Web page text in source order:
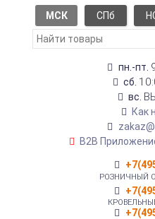
МСК СПб
пн.-пт.
сб.
вс.
Как
B2B
РОЗНИЧНЫЙ